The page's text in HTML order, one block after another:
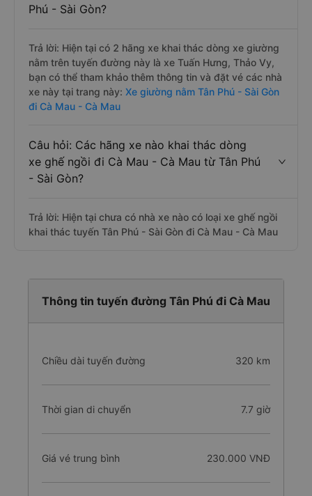
Phú - Sài Gòn?
Trả lời: Hiện tại có 2 hãng xe khai thác dòng xe giường
nằm trên tuyến đường này là xe Tuấn Hưng, Thảo Vy,
bạn có thể tham khảo thêm thông tin và đặt vé các nhà
xe này tại trang này: Xe giường nằm Tân Phú - Sài Gòn
đi Cà Mau - Cà Mau
Câu hỏi: Các hãng xe nào khai thác dòng
xe ghế ngồi đi Cà Mau - Cà Mau từ Tân Phú
- Sài Gòn?
Trả lời: Hiện tại chưa có nhà xe nào có loại xe ghế ngồi
khai thác tuyến Tân Phú - Sài Gòn đi Cà Mau - Cà Mau
Thông tin tuyến đường Tân Phú đi Cà Mau
Chiều dài tuyến đường 320 km
Thời gian di chuyển 7.7 giờ
Giá vé trung bình 230.000 VNĐ